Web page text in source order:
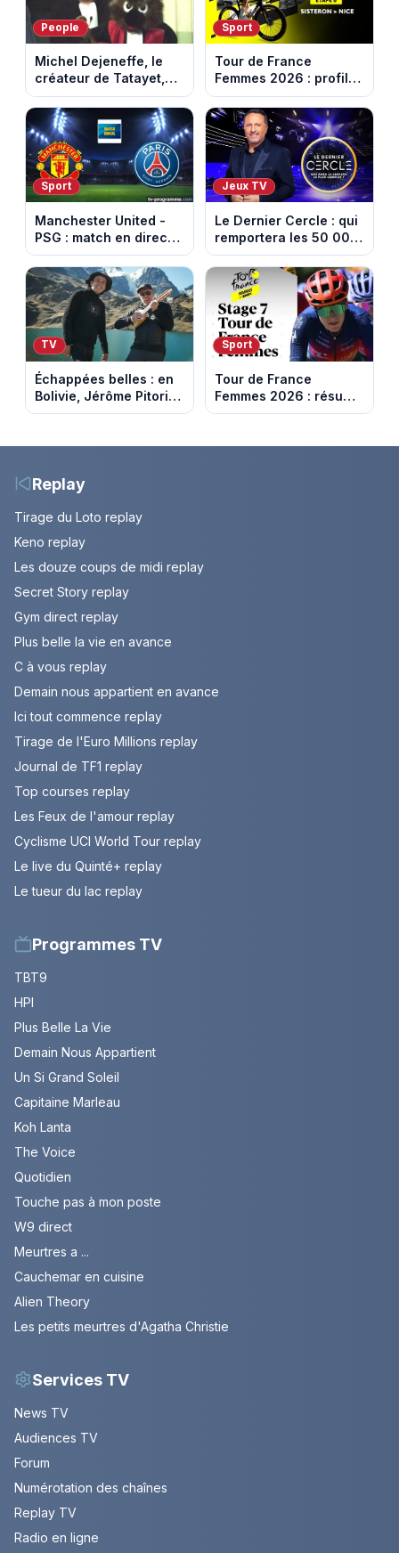
People
Michel Dejeneffe, le
créateur de Tatayet,
est mort à 77 ans
Sport
Tour de France
Femmes 2026 : profil
et horaires de la 8e
étape entre Sisteron et
Nice
Sport
Manchester United -
PSG : match en direct
sur beIN Sports 1 à
17h00
Jeux TV
Le Dernier Cercle : qui
remportera les 50 000
euros face aux
personnalités ?
TV
Échappées belles : en
Bolivie, Jérôme Pitorin
découvre un pays où
mérite
Sport
Tour de France
Femmes 2026 : résumé
vidéo de la 7e étape
Mont Ventoux
Replay
Tirage du Loto replay
Keno replay
Les douze coups de midi replay
Secret Story replay
Gym direct replay
Plus belle la vie en avance
C à vous replay
Demain nous appartient en avance
Ici tout commence replay
Tirage de l'Euro Millions replay
Journal de TF1 replay
Top courses replay
Les Feux de l'amour replay
Cyclisme UCI World Tour replay
Le live du Quinté+ replay
Le tueur du lac replay
Programmes TV
TBT9
HPI
Plus Belle La Vie
Demain Nous Appartient
Un Si Grand Soleil
Capitaine Marleau
Koh Lanta
The Voice
Quotidien
Touche pas à mon poste
W9 direct
Meurtres a ...
Cauchemar en cuisine
Alien Theory
Les petits meurtres d'Agatha Christie
Services TV
News TV
Audiences TV
Forum
Numérotation des chaînes
Replay TV
Radio en ligne